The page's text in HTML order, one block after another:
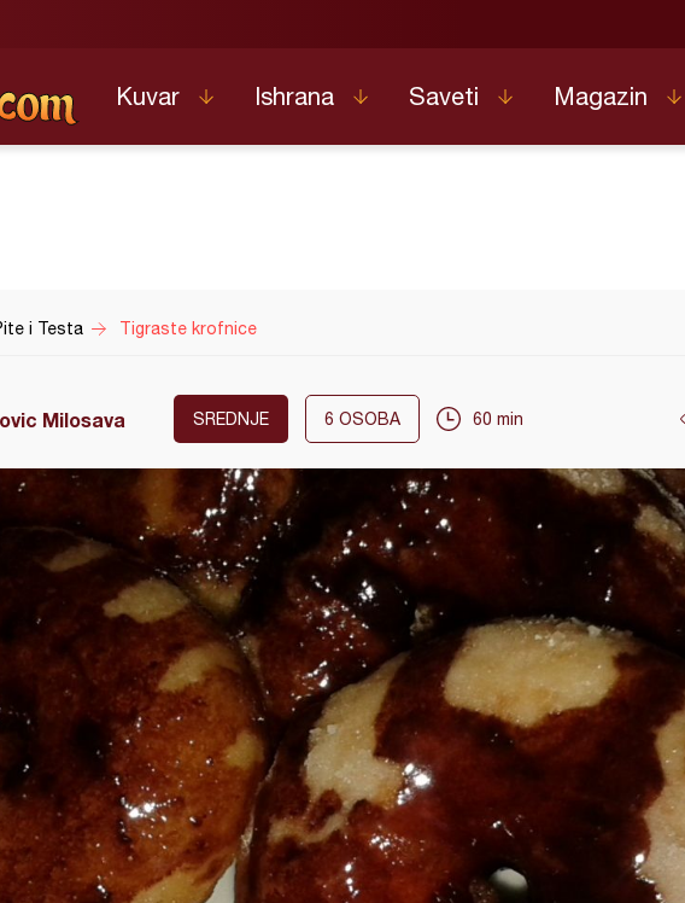
Kuvar Ishrana Saveti Magazin
i Testa Tigraste krofnice
Milosava SREDNJE 6 OSOBA 60 min